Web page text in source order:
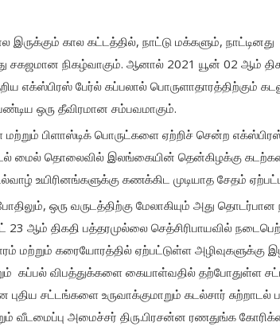
இருக்கும் கால கட்டத்தில், நாட்டு மக்களும்,
சகஜமான நிகழ்வாகும். ஆனால் 2021 யூன் 02 ஆம்
எக்ஸ்பிரஸ் பேர்ல் கப்பலால் பொருளாதாரத்திற்கும்
ஒரு தீவிரமான சம்பவமாகும்.
பிளாஸ்டிக் பொருட்களை ஏற்றிச் சென்ற
மைல் தொலைவில் இலங்கையின் தென்கிழக்கு
உயிரினங்களுக்கு கணக்கிட முடியாத சேதம்
ஒரு வருடத்திற்கு மேலாகியும் அது
ஆம் திகதி பத்தரமுல்லை செத்சிரிபாயவில்
மற்றும் கரையோரத்தில் ஏற்பட்டுள்ள அழிவுகளுக்கு
கப்பல் விபத்துக்களை கையாள்வதில் தற்போதுள்ள
சட்டங்களை உருவாக்குமாறும் கடல்சார் சுற்றாடல்
வீடமைப்பு அமைச்சர் திரு.பிரசன்ன ரணதுங்க